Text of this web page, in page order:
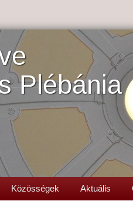
Plébánia
Közösségek Aktuális